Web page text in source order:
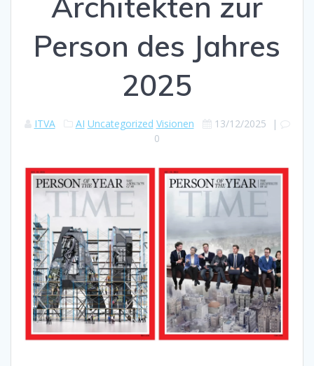
Person des Jahres
2025
ITVA AI Uncategorized Visionen 13/12/2025 |
0